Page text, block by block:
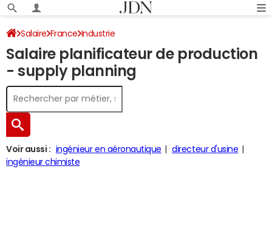
Salaire France Industrie
Salaire planificateur de production
- supply planning
Voir aussi : ingénieur en aéronautique
directeur d'usine
ingénieur chimiste